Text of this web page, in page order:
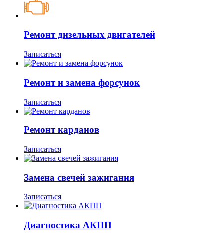
Ремонт дизельных двигателей
Записаться
Ремонт и замена форсунок
Записаться
Ремонт карданов
Записаться
Замена свечей зажигания
Записаться
Диагностика АКПП